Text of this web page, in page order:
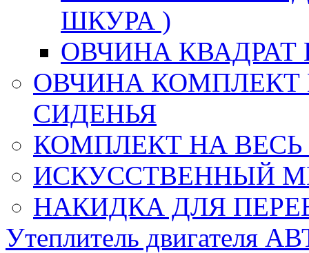
ШКУРА )
ОВЧИНА КВАДРАТ
ОВЧИНА КОМПЛЕКТ
СИДЕНЬЯ
КОМПЛЕКТ НА
ИСКУССТВЕННЫЙ
НАКИДКА ДЛЯ
Утеплитель двигателя